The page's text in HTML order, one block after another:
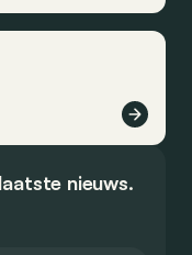
nieuws.